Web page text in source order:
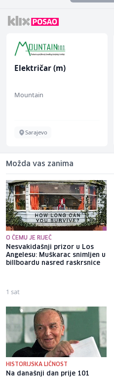
Električar (m)
Mountain
Sarajevo
Možda vas zanima
O ČEMU JE RIJEČ
Nesvakidašnji prizor u Los
Angelesu: Muškarac snimljen u
billboardu nasred raskrsnice
1 sat
HISTORIJSKA LIČNOST
Na današnji dan prije 101